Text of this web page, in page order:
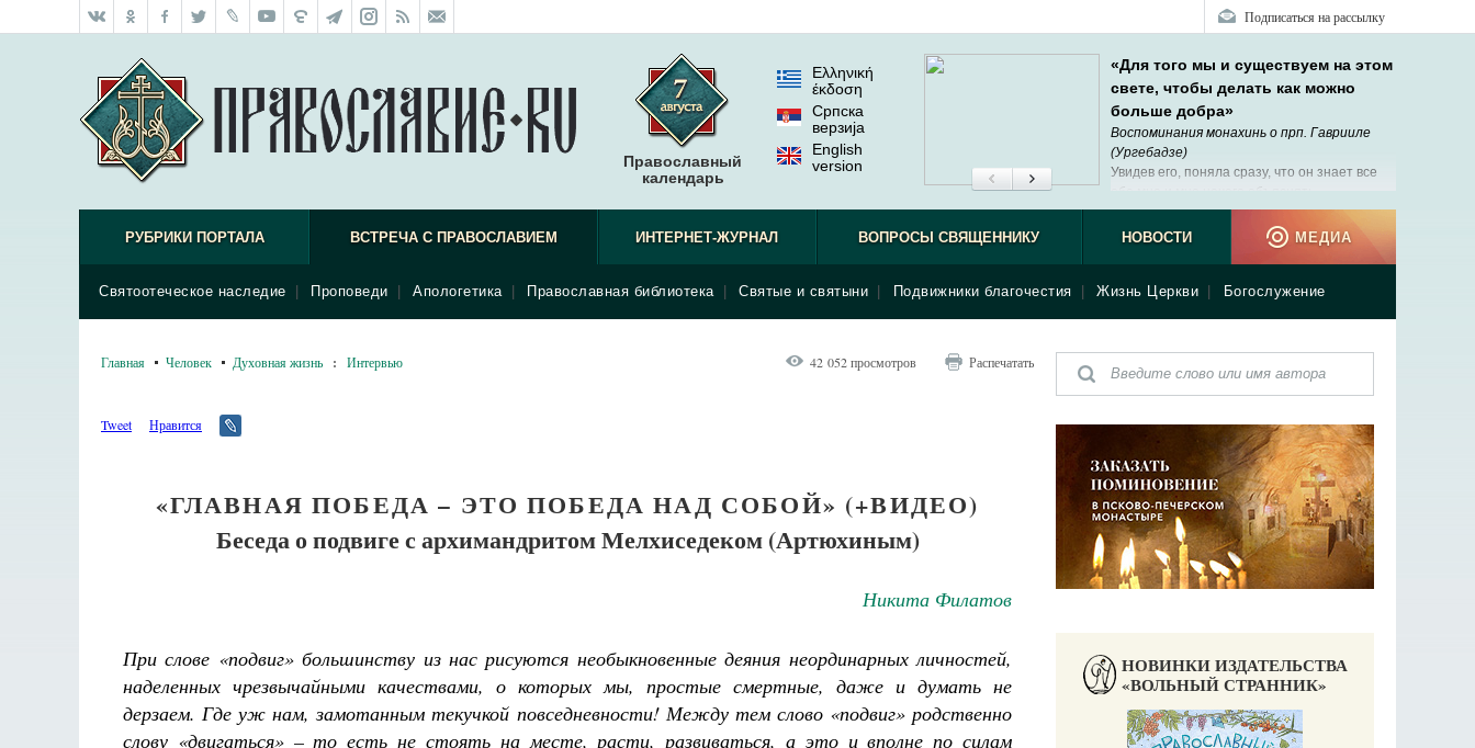
Подписаться на рассылку
Православный
календарь
Ελληνική
έκδοση
Српска
верзиjа
English
version
«Для того мы и существуем на этом
свете, чтобы делать как можно
больше добра»
Воспоминания монахинь о прп. Гаврииле
(Ургебадзе)
Увидев его, поняла сразу, что он знает все
РУБРИКИ ПОРТАЛА ВСТРЕЧА С ПРАВОСЛАВИЕМ
Святоотеческое наследие Проповеди Апологетика Православная библиотека Святые и святыни Подвижники благочестия Жизнь Церкви Богослужение
ИНТЕРНЕТ-ЖУРНАЛ ВОПРОСЫ СВЯЩЕННИКУ НОВОСТИ МЕДИА
Главная Человек Духовная жизнь : Интервью 42 052 просмотров Распечатать
Tweet Нравится
«ГЛАВНАЯ ПОБЕДА – ЭТО ПОБЕДА НАД СОБОЙ» (+ВИДЕО)
Беседа о подвиге с архимандритом Мелхиседеком (Артюхиным)
Никита Филатов
При слове «подвиг» большинству из нас рисуются необыкновенные деяния неординарных личностей,
наделенных чрезвычайными качествами, о которых мы, простые смертные, даже и думать не
дерзаем. Где уж нам, замотанным текучкой повседневности! Между тем слово «подвиг» родственно
слову «двигаться» – то есть не стоять на месте, расти, развиваться, а это и вполне по силам
НОВИНКИ ИЗДАТЕЛЬСТВА
«ВОЛЬНЫЙ СТРАННИК»